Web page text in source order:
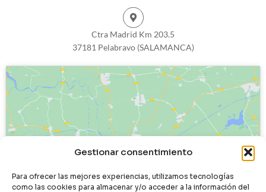
Gestionar consentimiento
Para ofrecer las mejores experiencias, utilizamos tecnologías
como las cookies para almacenar y/o acceder a la información del
Ctra Madrid Km 203.5
37181 Pelabravo (SALAMANCA)
Haz clic para aceptar cookies de